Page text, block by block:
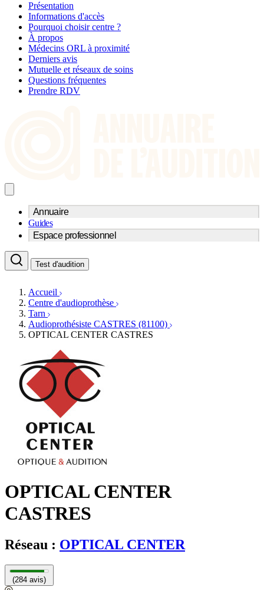
Présentation
Informations d'accès
Pourquoi choisir centre ?
À propos
Médecins ORL à proximité
Derniers avis
Mutuelle et réseaux de soins
Questions fréquentes
Prendre RDV
Annuaire
Trouvez un professionnel de l'audition
Centre d'audioprothèse
Médecins ORL & Phoniatres
Écoles spécialisées
Fournisseurs
Guides
Espace professionnel
Acteurs et services
Fournisseurs
Services ORL
Orthophonistes
Formations et écoles
Organismes / Syndicats
Produits
Ressources
Actualités
AuditionTV
Évènements
Test d'audition
Accueil
Centre d'audioprothèse
Tarn
Audioprothésiste CASTRES (81100)
OPTICAL CENTER CASTRES
OPTICAL CENTER
CASTRES
Réseau : OPTICAL CENTER
(284 avis)